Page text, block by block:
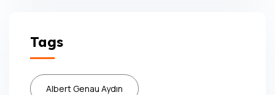
Tags
Albert Genau Aydın